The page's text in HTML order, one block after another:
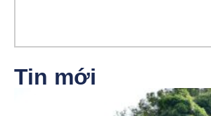
Tin mới